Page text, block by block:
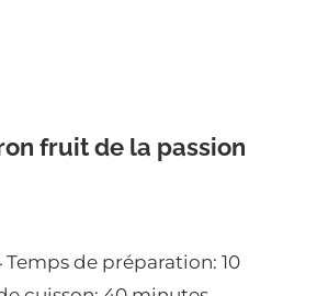
fruit de la passion
Temps de préparation: 10